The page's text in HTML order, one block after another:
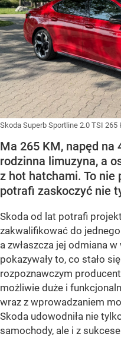
Skoda Superb Sportline 2.0 TSI 265
Ma 265 KM, napęd na
rodzinna limuzyna, a
z hot hatchami. To nie
potrafi zaskoczyć nie
Skoda od lat potrafi
zakwalifikować do
a zwłaszcza jej odmiana
pokazywały to, co stało
rozpoznawczym
możliwie duże i
wraz z wprowadzaniem
Skoda udowodniła nie
samochody, ale i z